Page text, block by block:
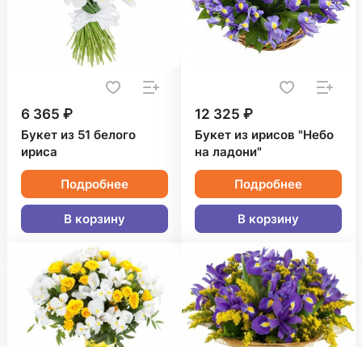
6 365 ₽
Букет из 51 белого
ириса
Подробнее
В корзину
12 325 ₽
Букет из ирисов "Небо
на ладони"
Подробнее
В корзину